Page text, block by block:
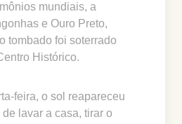
mundiais, a
e Ouro Preto,
tombado foi soterrado
Histórico.
feira, o sol reapareceu
lavar a casa, tirar o